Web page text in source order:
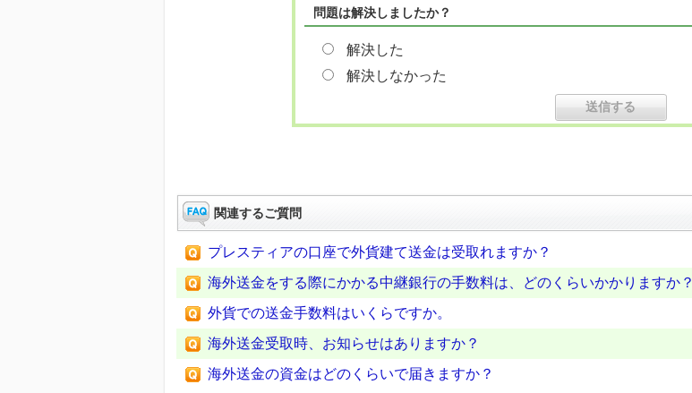
問題は解決しましたか？
解決した
解決しなかった
関連するご質問
プレスティアの口座で外貨建て送金は受取れますか？
海外送金をする際にかかる中継銀行の手数料は、どのくらいかかりますか？
外貨での送金手数料はいくらですか。
海外送金受取時、お知らせはありますか？
海外送金の資金はどのくらいで届きますか？